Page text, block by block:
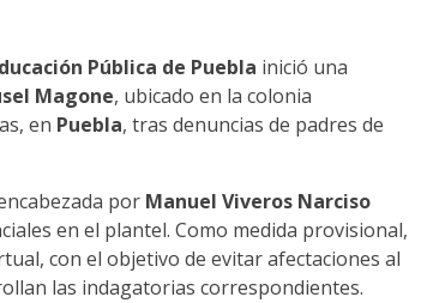
Pública de Puebla inició una
Magone, ubicado en la colonia
en Puebla, tras denuncias de padres de
por Manuel Viveros Narciso
en el plantel. Como medida provisional,
con el objetivo de evitar afectaciones al
las indagatorias correspondientes.